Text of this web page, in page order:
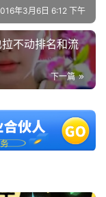
年3月6日 6:12 下午
不动排名和流
下一篇